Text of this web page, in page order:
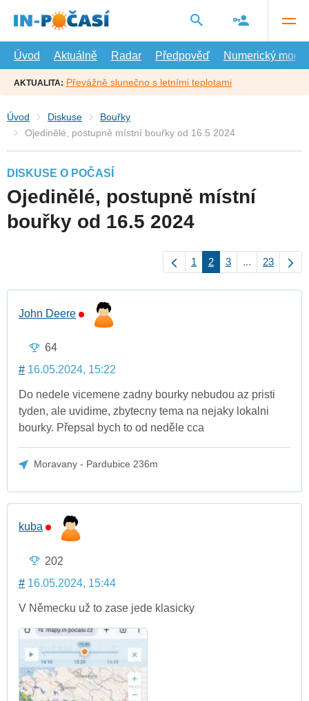
hlavní
Úvod
Aktuálně Radar Předpověď Numerický model
AKTUALITA: Převážně slunečno s letními teplotami
Úvod Diskuse
Bouřky
Ojedinělé, postupně místní bouřky od 16.5 2024
DISKUSE O POČASÍ
Ojedinělé, postupně místní
bouřky od 16.5 2024
1 2 3 ... 23
John Deere
64
# 16.05.2024, 15:22
Do nedele vicemene zadny bourky nebudou az pristi
tyden, ale uvidime, zbytecny tema na nejaky lokalni
bourky. Přepsal bych to od neděle cca
Moravany - Pardubice 236m
kuba
202
# 16.05.2024, 15:44
V Německu už to zase jede klasicky